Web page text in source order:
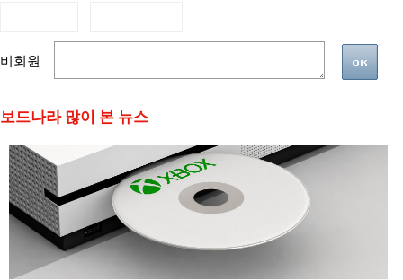
비회원
보드나라 많이 본 뉴스